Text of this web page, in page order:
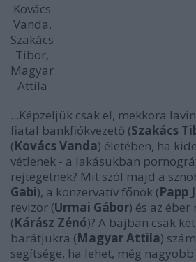
Kovács
Vanda,
Szakács
Tibor,
Magyar
Attila
...Képzeljük csak el, mekkora
fiatal bankfiókvezető (Szakács
(Kovács Vanda) életében, ha
vétlenek - a lakásukban
rejtegetnek? Mit szól majd a
Gabi), a konzervatív főnök (Papp
revizor (Urmai Gábor) és az
(Kárász Zénó)? A bajban csak
barátjukra (Magyar Attila)
segítsége, ha lehet, még